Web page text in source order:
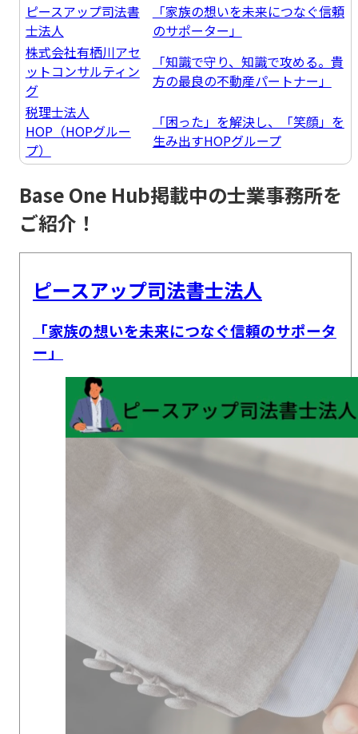
ピースアップ司法書
士法人
「家族の想いを未来につなぐ信頼
のサポーター」
株式会社有栖川アセ
ットコンサルティン
グ
「知識で守り、知識で攻める。貴
方の最良の不動産パートナー」
税理士法人
HOP（HOPグルー
プ）
「困った」を解決し、「笑顔」を
生み出すHOPグループ
Base One Hub掲載中の士業事務所を
ご紹介！
ピースアップ司法書士法人
「家族の想いを未来につなぐ信頼のサポータ
ー」